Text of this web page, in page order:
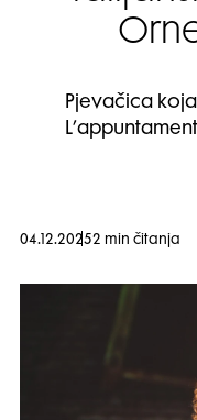
Pjevačica
04.12.20252 min čitanja